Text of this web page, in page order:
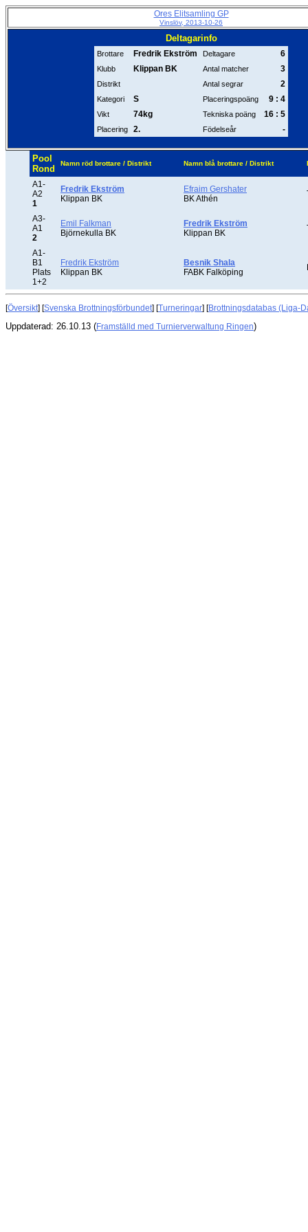
Ores Elitsamling GP
Vinslöv, 2013-10-26
Deltagarinfo
Brottare Fredrik Ekström Deltagare 6
Klubb Klippan BK Antal matcher 3
Distrikt Antal segrar 2
Kategori S Placeringspoäng 9 : 4
Vikt 74kg Tekniska poäng 16 : 5
Placering 2. Födelseår -
Pool
Rond
Namn röd brottare / Distrikt Namn blå brottare / Distrikt
A1-
A2
1
Fredrik Ekström
Klippan BK
Efraim Gershater
BK Athén
A3-
A1
2
Emil Falkman
Björnekulla BK
Fredrik Ekström
Klippan BK
A1-
B1
Plats
1+2
Fredrik Ekström
Klippan BK
Besnik Shala
FABK Falköping
[Översikt] [Svenska Brottningsförbundet] [Turneringar] [Brottningsdatabas (Liga-
Uppdaterad: 26.10.13 (Framställd med Turnierverwaltung Ringen)